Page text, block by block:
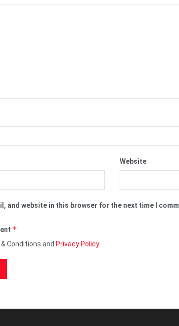
Website
and website in this browser for the next time I
*
Conditions and Privacy Policy.